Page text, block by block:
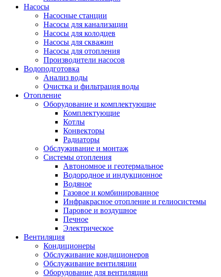
Насосы
Насосные станции
Насосы для канализации
Насосы для колодцев
Насосы для скважин
Насосы для отопления
Производители насосов
Водоподготовка
Анализ воды
Очистка и фильтрация воды
Отопление
Оборудование и комплектующие
Комплектующие
Котлы
Конвекторы
Радиаторы
Обслуживание и монтаж
Системы отопления
Автономное и геотермальное
Водородное и индукционное
Водяное
Газовое и комбинированное
Инфракрасное отопление и гелиосистемы
Паровое и воздушное
Печное
Электрическое
Вентиляция
Кондиционеры
Обслуживание кондиционеров
Обслуживание вентиляции
Оборудование для вентиляции